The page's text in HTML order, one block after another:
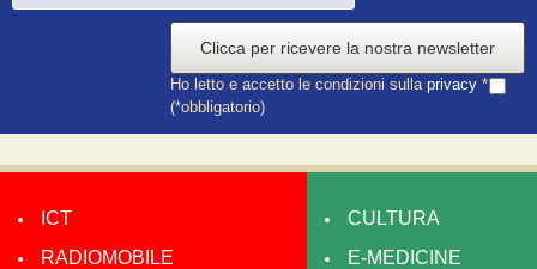
Clicca per ricevere la nostra newsletter
Ho letto e accetto le condizioni sulla privacy *
(*obbligatorio)
ICT
RADIOMOBILE
CULTURA
E-MEDICINE